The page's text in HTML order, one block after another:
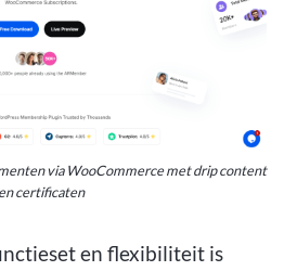
via WooCommerce met drip content
en certificaten
en flexibiliteit is